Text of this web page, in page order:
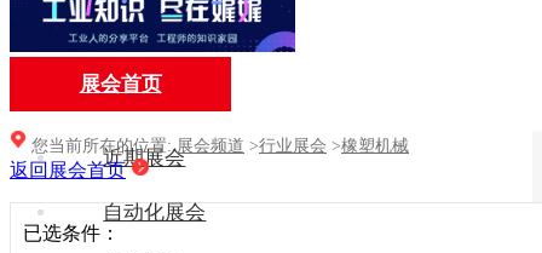
展会首页
近期展会
自动化展会
您当前所在的位置: 展会频道 >行业展会 >橡塑机械
返回展会首页
已选条件：